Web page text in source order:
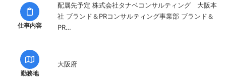
仕事内容
配属先予定 株式会社タナベコンサルティング 大阪本
社 ブランド＆PRコンサルティング事業部 ブランド＆
PR…
勤務地
大阪府